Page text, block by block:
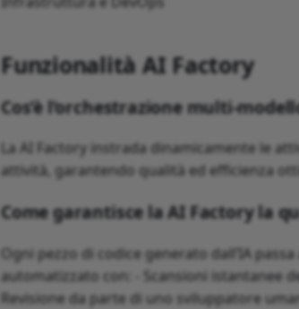
Funzionalità AI Factory
Cos’è l’orchestrazione multi-
La AI Factory instrada dinamicamente le
attività, garantendo qualità ed efficienza
Come garantisce la AI Factory la
Ogni pezzo di codice generato dall’IA
automatizzato con: - Scansioni istantanee
Revisione da parte di uno sviluppatore